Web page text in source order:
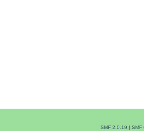
SMF 2.0.19 SMF